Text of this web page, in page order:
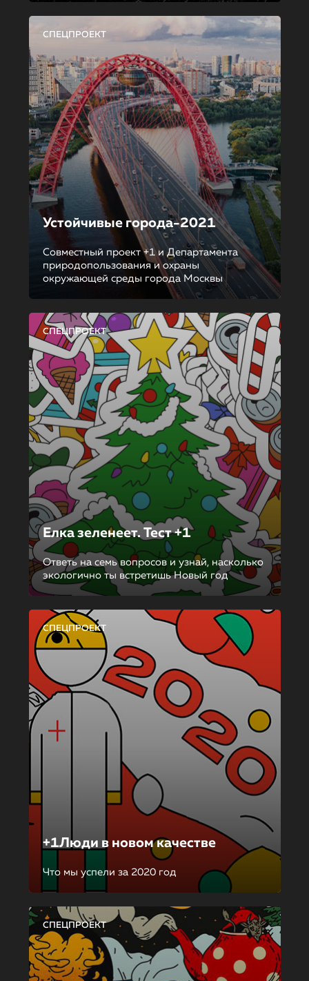
СПЕЦПРОЕКТ
Устойчивые города-2021
Совместный проект +1 и Департамента
природопользования и охраны
окружающей среды города Москвы
СПЕЦПРОЕКТ
Елка зеленеет. Тест +1
Ответь на семь вопросов и узнай, насколько
экологично ты встретишь Новый год
СПЕЦПРОЕКТ
+1Люди в новом качестве
Что мы успели за 2020 год
СПЕЦПРОЕКТ